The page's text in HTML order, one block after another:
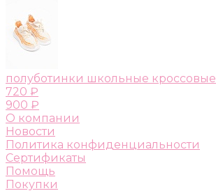
полуботинки школьные кроссовые
720 ₽
900 ₽
О компании
Новости
Политика конфиденциальности
Сертификаты
Помощь
Покупки